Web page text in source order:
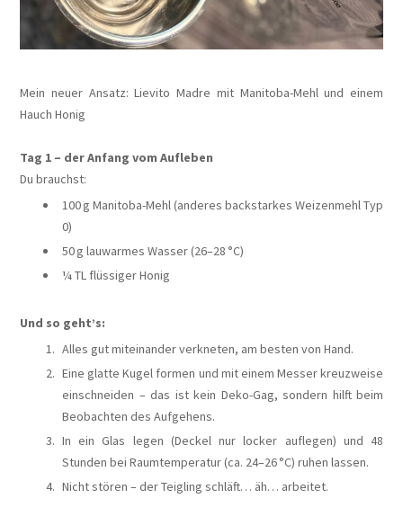
Mein neuer Ansatz: Lievito Madre mit Manitoba-Mehl und einem
Hauch Honig
Tag 1 – der Anfang vom Aufleben
Du brauchst:
100 g Manitoba-Mehl (anderes backstarkes Weizenmehl Typ
0)
50 g lauwarmes Wasser (26–28 °C)
¼ TL flüssiger Honig
Und so geht’s:
Alles gut miteinander verkneten, am besten von Hand.
Eine glatte Kugel formen und mit einem Messer kreuzweise
einschneiden – das ist kein Deko-Gag, sondern hilft beim
Beobachten des Aufgehens.
In ein Glas legen (Deckel nur locker auflegen) und 48
Stunden bei Raumtemperatur (ca. 24–26 °C) ruhen lassen.
Nicht stören – der Teigling schläft… äh… arbeitet.